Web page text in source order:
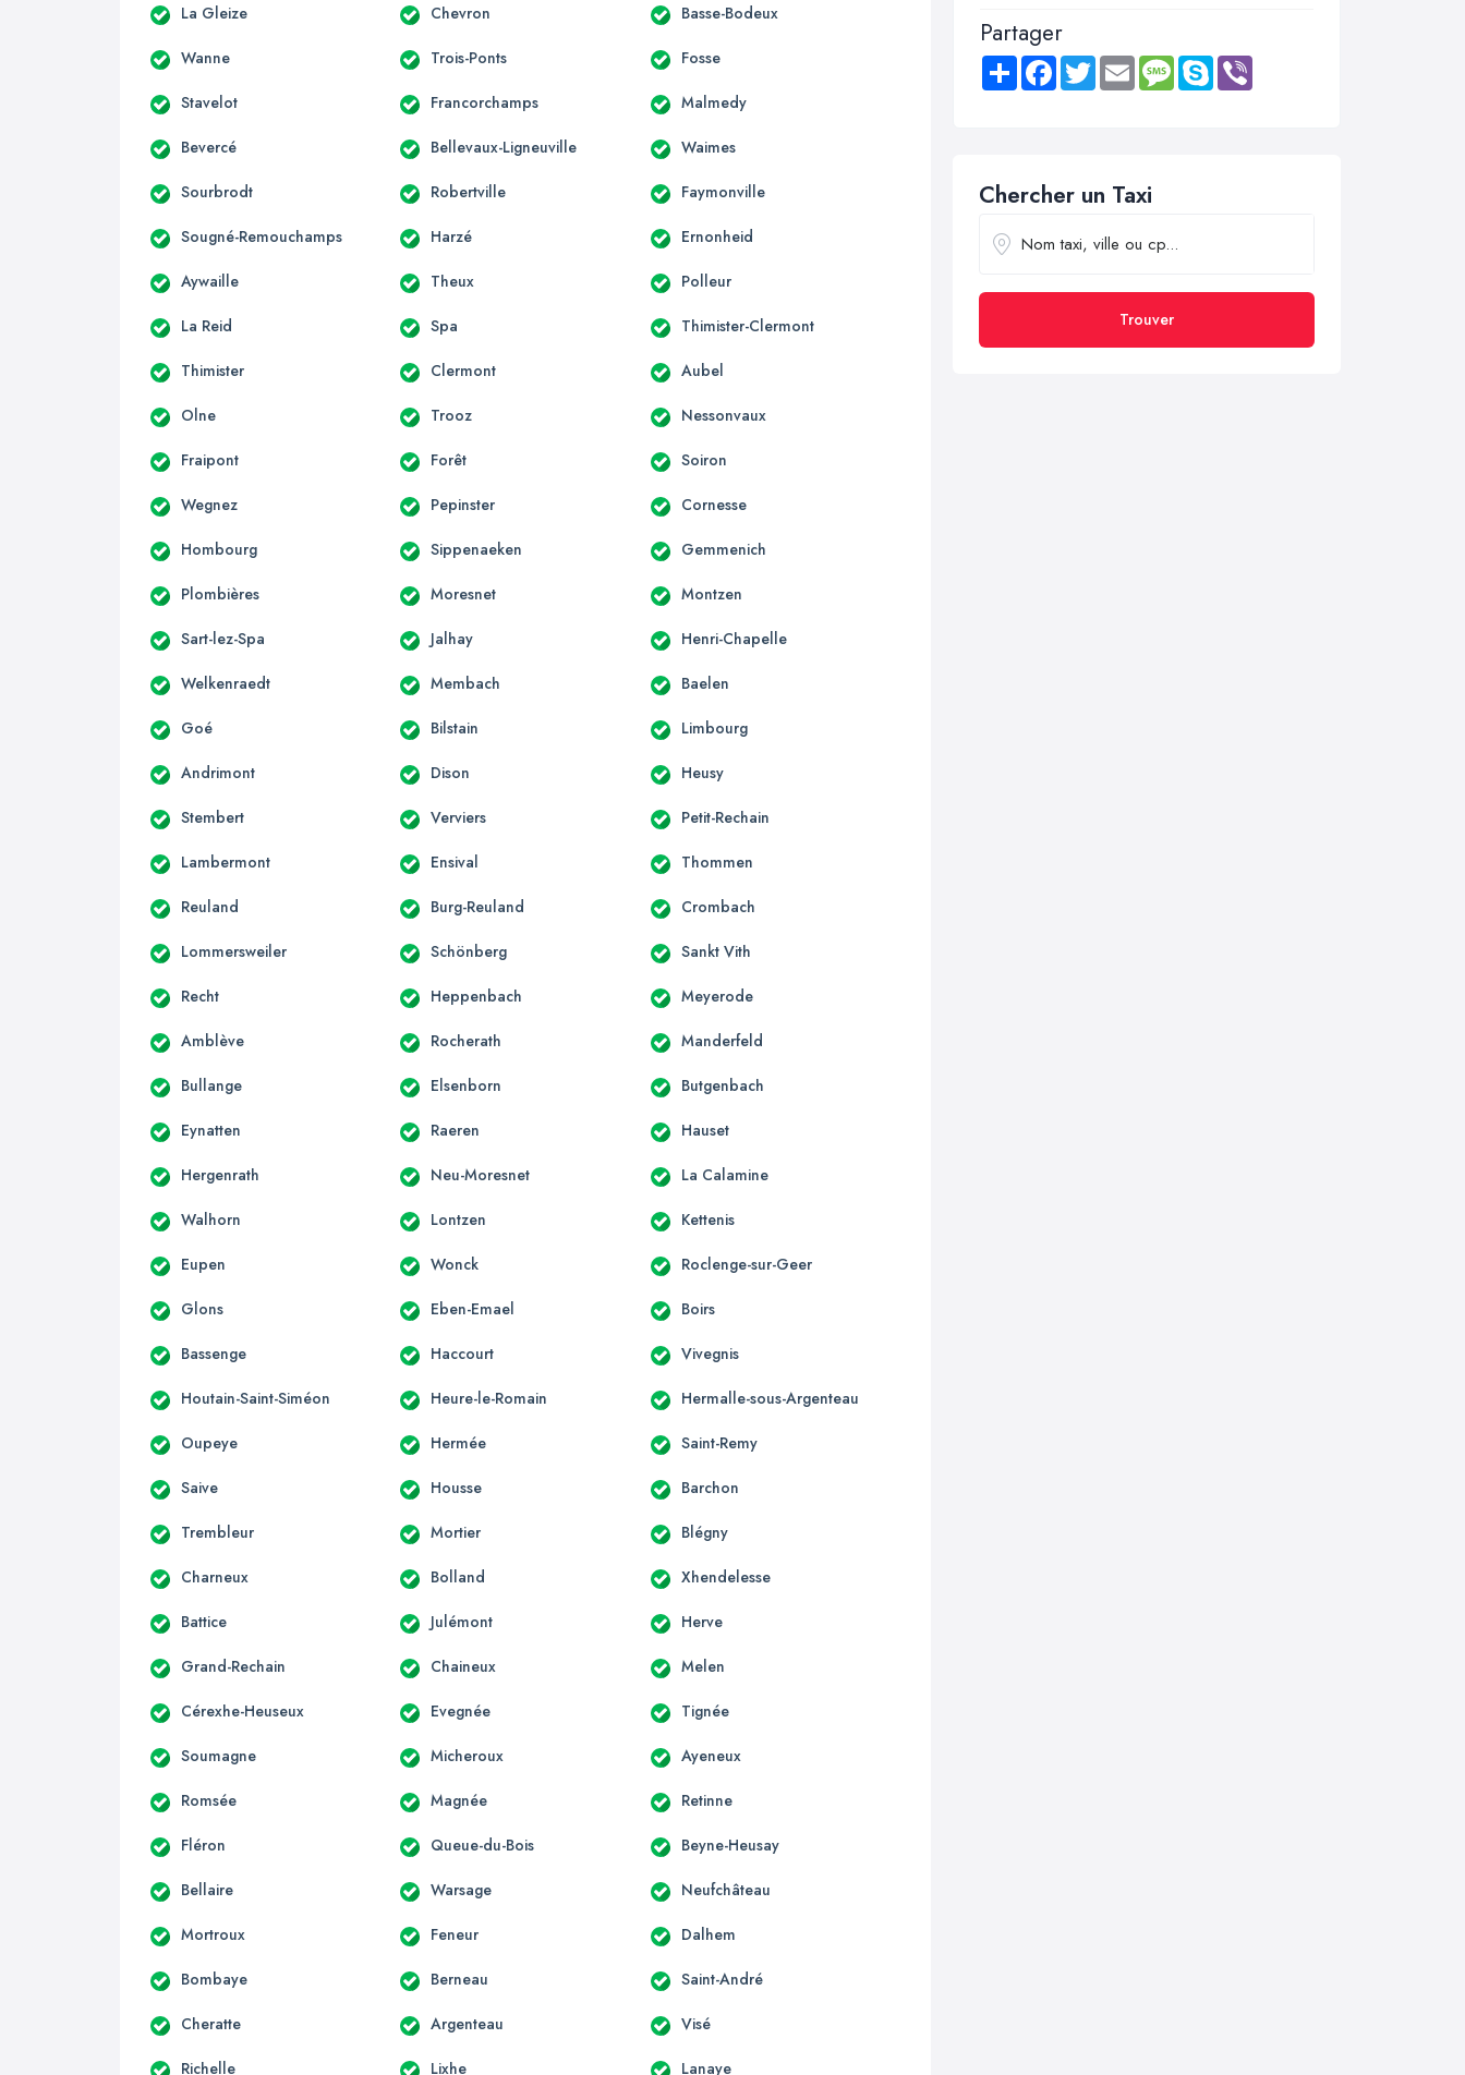
La Gleize Chevron Basse-Bodeux
Wanne Trois-Ponts Fosse
Stavelot Francorchamps Malmedy
Bevercé Bellevaux-Ligneuville Waimes
Sourbrodt Robertville Faymonville
Sougné-Remouchamps Harzé Ernonheid
Aywaille Theux Polleur
La Reid Spa Thimister-Clermont
Thimister Clermont Aubel
Olne Trooz Nessonvaux
Fraipont Forêt Soiron
Wegnez Pepinster Cornesse
Hombourg Sippenaeken Gemmenich
Plombières Moresnet Montzen
Sart-lez-Spa Jalhay Henri-Chapelle
Welkenraedt Membach Baelen
Goé Bilstain Limbourg
Andrimont Dison Heusy
Stembert Verviers Petit-Rechain
Lambermont Ensival Thommen
Reuland Burg-Reuland Crombach
Lommersweiler Schönberg Sankt Vith
Recht Heppenbach Meyerode
Amblève Rocherath Manderfeld
Bullange Elsenborn Butgenbach
Eynatten Raeren Hauset
Hergenrath Neu-Moresnet La Calamine
Walhorn Lontzen Kettenis
Eupen Wonck Roclenge-sur-Geer
Glons Eben-Emael Boirs
Bassenge Haccourt Vivegnis
Houtain-Saint-Siméon Heure-le-Romain Hermalle-sous-Argenteau
Oupeye Hermée Saint-Remy
Saive Housse Barchon
Trembleur Mortier Blégny
Charneux Bolland Xhendelesse
Battice Julémont Herve
Grand-Rechain Chaineux Melen
Cérexhe-Heuseux Evegnée Tignée
Soumagne Micheroux Ayeneux
Romsée Magnée Retinne
Fléron Queue-du-Bois Beyne-Heusay
Bellaire Warsage Neufchâteau
Mortroux Feneur Dalhem
Bombaye Berneau Saint-André
Cheratte Argenteau Visé
Richelle Lixhe Lanaye
Partager
Share FacebookTwitter Email MessageSkype
Chercher un Taxi
Trouver